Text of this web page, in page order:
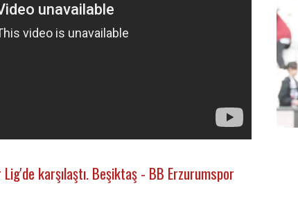
karşılaştı. Beşiktaş - BB Erzurumspor